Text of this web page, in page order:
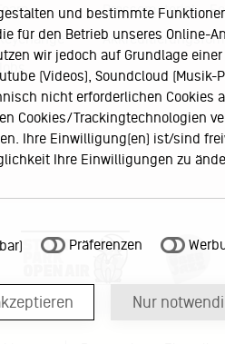
Jobs
Pressematerial –
und bestimmte
für den Betrieb unseres
wir jedoch auf Grundlage
(Videos), Soundcloud
nicht erforderlichen
Cookies/Trackingtechnologien
Ihre Einwilligung(en) ist/sind
Ihre Einwilligungen zu
Präferenzen
Nur